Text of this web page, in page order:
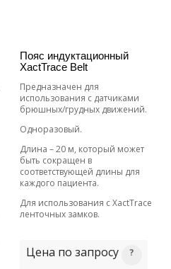
Пояс индуктационный
XactTrace Belt
Предназначен для
использования с датчиками
брюшных/грудных движений.
Одноразовый.
Длина – 20 м, который может
быть сокращен в
соответствующей длины для
каждого пациента.
Для использования с XactTrace
ленточных замков.
Цена по запросу